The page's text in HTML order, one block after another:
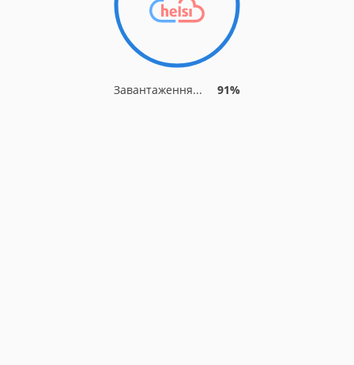
Завантаження... 91%